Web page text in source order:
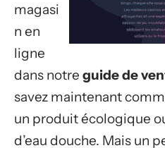
magasi
n en
ligne
dans notre guide de
savez maintenant
un produit écologique
d’eau douche. Mais un